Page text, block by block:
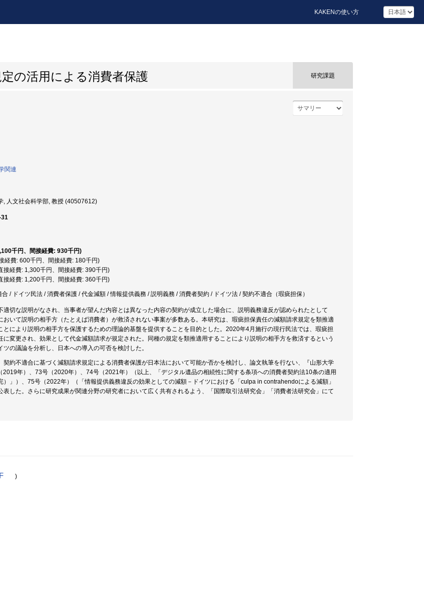
KAKENの使い方
の活用による消費者保護 研究課題
関連
, 人文社会科学部, 教授 (40507612)
31
千円、間接経費: 930千円)
経費: 600千円、間接経費: 180千円)
接経費: 1,300千円、間接経費: 390千円)
接経費: 1,200千円、間接経費: 360千円)
/ ドイツ民法 / 消費者保護 / 代金減額 / 情報提供義務 / 説明義務 / 消費者契約 / ドイツ法 / 契約不適合（瑕疵担保）
適切な説明がなされ、当事者が望んだ内容とは異なった内容の契約が成立した場合に、説明義務違反が認められたとして
おいて説明の相手方（たとえば消費者）が救済されない事案が多数ある。本研究は、瑕疵担保責任の減額請求規定を類推適
とにより説明の相手方を保護するための理論的基盤を提供することを目的とした。2020年4月施行の現行民法では、瑕疵担
に変更され、効果として代金減額請求が規定された。同種の規定を類推適用することにより説明の相手方を救済するという
の議論を分析し、日本への導入の可否を検討した。
契約不適合に基づく減額請求規定による消費者保護が日本法において可能か否かを検討し、論文執筆を行ない、『山形大学
2019年）、73号（2020年）、74号（2021年）（以上、「デジタル遺品の相続性に関する条項への消費者契約法10条の適用
）」）、75号（2022年）（「情報提供義務違反の効果としての減額－ドイツにおける「culpa in contrahendoによる減額」
表した。さらに研究成果が関連分野の研究者において広く共有されるよう、「国際取引法研究会」「消費者法研究会」にて
)